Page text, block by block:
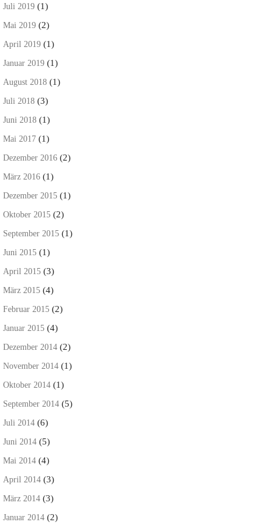
Juli 2019 (1)
Mai 2019 (2)
April 2019 (1)
Januar 2019 (1)
August 2018 (1)
Juli 2018 (3)
Juni 2018 (1)
Mai 2017 (1)
Dezember 2016 (2)
März 2016 (1)
Dezember 2015 (1)
Oktober 2015 (2)
September 2015 (1)
Juni 2015 (1)
April 2015 (3)
März 2015 (4)
Februar 2015 (2)
Januar 2015 (4)
Dezember 2014 (2)
November 2014 (1)
Oktober 2014 (1)
September 2014 (5)
Juli 2014 (6)
Juni 2014 (5)
Mai 2014 (4)
April 2014 (3)
März 2014 (3)
Januar 2014 (2)